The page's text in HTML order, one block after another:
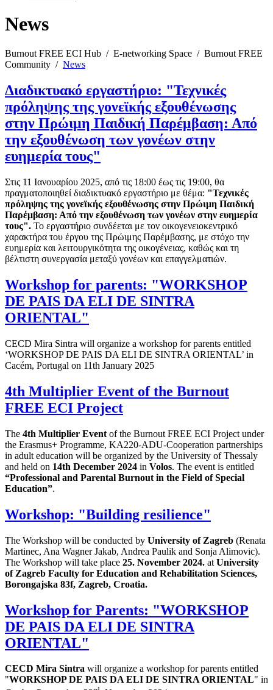
News
Burnout FREE ECI Hub / E-networking Space / Burnout FREE
Community / News
Διαδικτυακό εργαστήριο: "Τεχνικές
πρόληψης της γονεϊκής εξουθένωσης
στην Πρώιμη Παιδική Παρέμβαση: Από
την εξουθένωση των γονέων στην
ευημερία τους"
Στις 11 Ιανουαρίου 2025, από τις 18:00 έως τις 19:00, θα
πραγματοποιηθεί διαδικτυακό εργαστήριο με θέμα: "Τεχνικές
πρόληψης της γονεϊκής εξουθένωσης στην Πρώιμη Παιδική
Παρέμβαση: Από την εξουθένωση των γονέων στην ευημερία
τους". Το εργαστήριο συνδέεται με τον οικογενειοκεντρικό
χαρακτήρα του έργου της Πρώιμης Παρέμβασης, με στόχο την
ευημερία και λειτουργικότητα της οικογένειας, καθώς και τη
βέλτιστη συνεργασία μεταξύ γονέων και επαγγελματιών.
Workshop for parents: "WORKSHOP
DE PAIS DA ELI DE SINTRA
ORIENTAL"
CECD Mira Sintra will organize a workshop for parents entitled
‘WORKSHOP DE PAIS DA ELI DE SINTRA ORIENTAL’ in
Cacém, Portugal on 11th January 2025
4th Multiplier Event of the Burnout
FREE ECI Project
The 4th Multiplier Event of the Burnout FREE ECI Project under
the Erasmus+ Programme, KA220-ADU-Cooperation partnerships
in adult education will be organized by the University of Thessaly
and held on 14th December 2024 in Volos. The event is entitled
“Professional and Parental Burnout in the Field of Special
Education”.
Workshop: "Building resilience"
The Workshop will be conducted by University of Zagreb (Renata
Martinec, Ana Wagner Jakab, Andrea Paulik and Sonja Alimovic).
The Workshop will take place 25. November 2024. at University
of Zagreb Faculty for Education and Rehabilitation Sciences,
Borongajska 83f, Zagreb, Croatia.
Workshop for Parents: "WORKSHOP
DE PAIS DA ELI DE SINTRA
ORIENTAL"
CECD Mira Sintra will organize a workshop for parents entitled
"WORKSHOP DE PAIS DA ELI DE SINTRA ORIENTAL" in